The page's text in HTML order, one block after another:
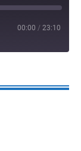
00:00 / 23:10